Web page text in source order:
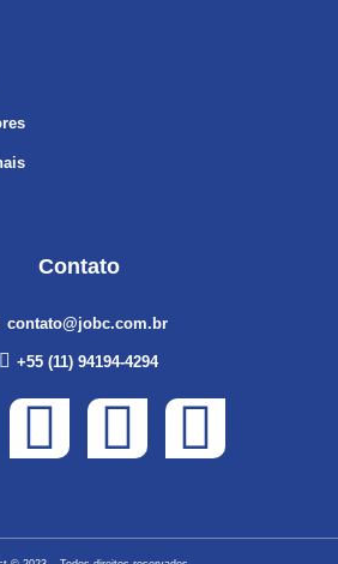
Contato
contato@jobc.com.br
+55 (11) 94194-4294